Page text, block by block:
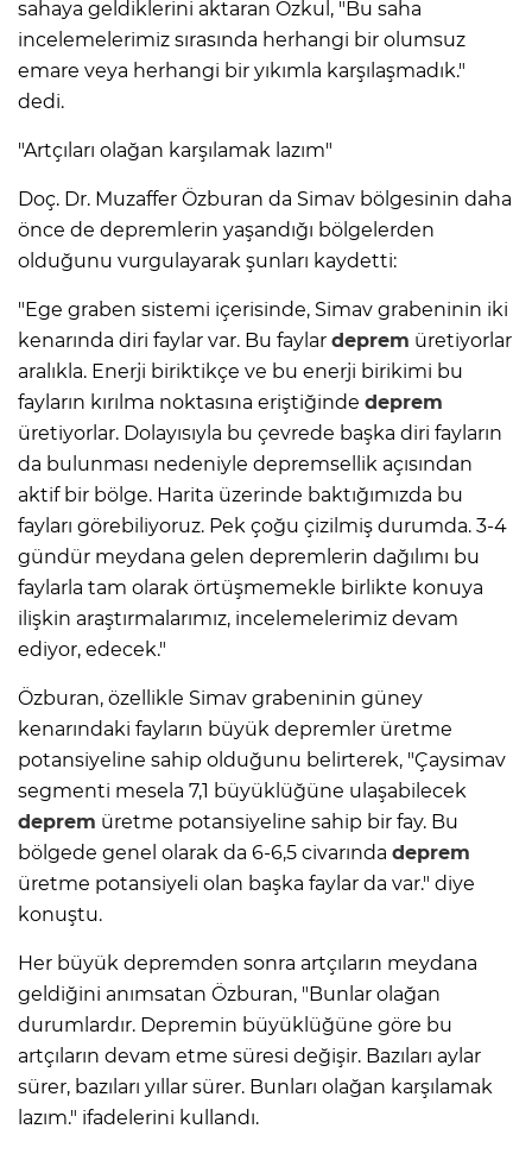
sahaya geldiklerini aktaran Özkul, "Bu saha
incelemelerimiz sırasında herhangi bir olumsuz
emare veya herhangi bir yıkımla karşılaşmadık."
dedi.
"Artçıları olağan karşılamak lazım"
Doç. Dr. Muzaffer Özburan da Simav bölgesinin daha
önce de depremlerin yaşandığı bölgelerden
olduğunu vurgulayarak şunları kaydetti:
"Ege graben sistemi içerisinde, Simav grabeninin iki
kenarında diri faylar var. Bu faylar deprem üretiyorlar
aralıkla. Enerji biriktikçe ve bu enerji birikimi bu
fayların kırılma noktasına eriştiğinde deprem
üretiyorlar. Dolayısıyla bu çevrede başka diri fayların
da bulunması nedeniyle depremsellik açısından
aktif bir bölge. Harita üzerinde baktığımızda bu
fayları görebiliyoruz. Pek çoğu çizilmiş durumda. 3-4
gündür meydana gelen depremlerin dağılımı bu
faylarla tam olarak örtüşmemekle birlikte konuya
ilişkin araştırmalarımız, incelemelerimiz devam
ediyor, edecek."
Özburan, özellikle Simav grabeninin güney
kenarındaki fayların büyük depremler üretme
potansiyeline sahip olduğunu belirterek, "Çaysimav
segmenti mesela 7,1 büyüklüğüne ulaşabilecek
deprem üretme potansiyeline sahip bir fay. Bu
bölgede genel olarak da 6-6,5 civarında deprem
üretme potansiyeli olan başka faylar da var." diye
konuştu.
Her büyük depremden sonra artçıların meydana
geldiğini anımsatan Özburan, "Bunlar olağan
durumlardır. Depremin büyüklüğüne göre bu
artçıların devam etme süresi değişir. Bazıları aylar
sürer, bazıları yıllar sürer. Bunları olağan karşılamak
lazım." ifadelerini kullandı.